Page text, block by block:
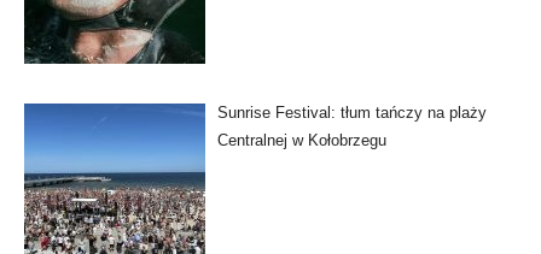
Sunrise Festival: tłum tańczy na plaży
Centralnej w Kołobrzegu